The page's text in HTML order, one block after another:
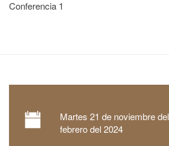
Conferencia 1
Martes 21 de noviembre
febrero del 2024